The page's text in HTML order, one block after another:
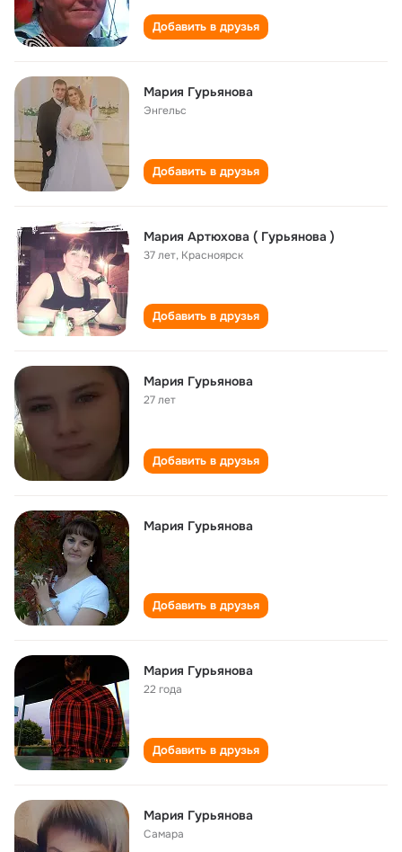
Добавить в друзья
Мария Гурьянова
Энгельс
Добавить в друзья
Мария Артюхова ( Гурьянова )
37 лет, Красноярск
Добавить в друзья
Мария Гурьянова
27 лет
Добавить в друзья
Мария Гурьянова
Добавить в друзья
Мария Гурьянова
22 года
Добавить в друзья
Мария Гурьянова
Самара